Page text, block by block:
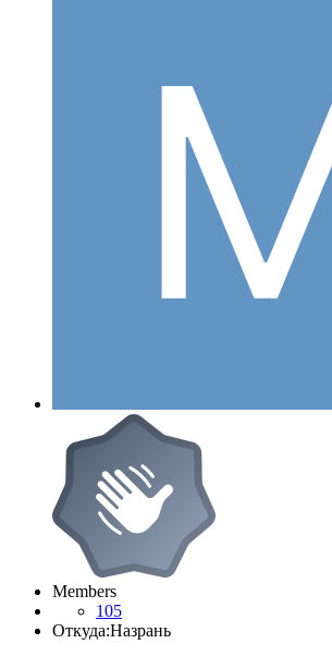
Members
105
Откуда:Назрань